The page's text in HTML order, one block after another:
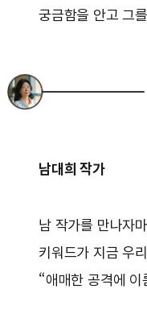
궁금함을 안고 그
남대희 작가
남 작가를 만나자
키워드가 지금 우
“애매한 공격에